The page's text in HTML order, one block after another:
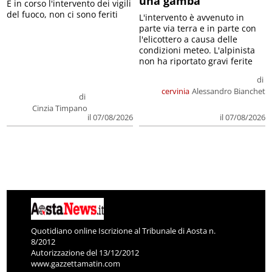
di
Cinzia Timpano
il 07/08/2026
E in corso l'intervento dei vigili
del fuoco, non ci sono feriti
cervinia
di
Alessandro Bianchet
il 07/08/2026
L'intervento è avvenuto in
parte via terra e in parte con
l'elicottero a causa delle
condizioni meteo. L'alpinista
non ha riportato gravi ferite
Quotidiano online Iscrizione al Tribunale di Aosta n.
8/2012
Autorizzazione del 13/12/2012
www.gazzettamatin.com